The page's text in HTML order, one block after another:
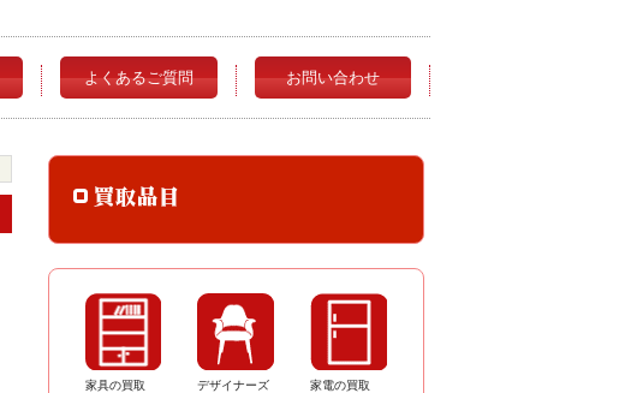
よくあるご質問 お問い合わせ
家具の買取 デザイナーズ 家電の買取